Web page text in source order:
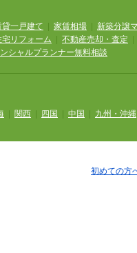
貸一戸建て 家賃相場
新築分譲
宅リフォーム 不動産売却・査定
シャルプランナー無料相談
関西 四国 中国 九州・沖縄
初めての方